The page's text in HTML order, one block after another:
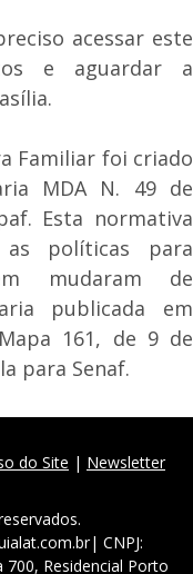
acessar este
e aguardar a
Familiar foi criado
MDA N. 49 de
Esta normativa
políticas para
mudaram de
publicada em
161, de 9 de
para Senaf.
do Site | Newsletter
CNPJ:
Residencial Porto